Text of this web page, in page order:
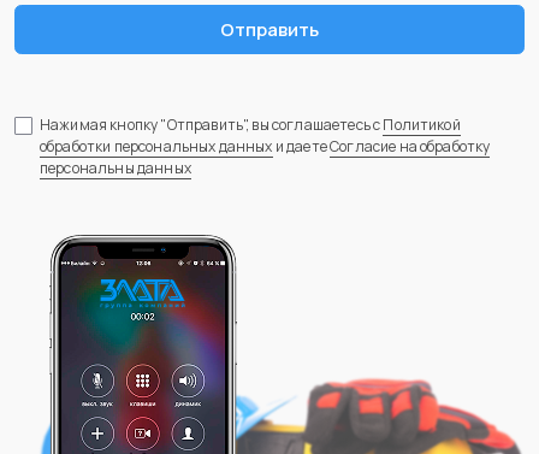
Отправить
Нажимая кнопку "Отправить", вы соглашаетесь сПолитикой
обработки персональных данных и даетеСогласие на обработку
персональны данных